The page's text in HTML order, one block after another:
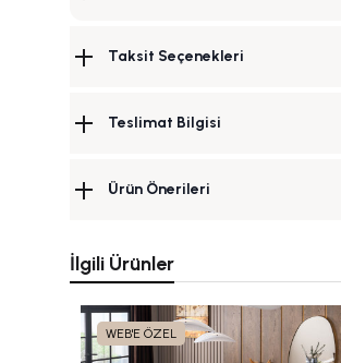
Taksit Seçenekleri
Teslimat Bilgisi
Ürün Önerileri
İlgili Ürünler
WEB'E ÖZEL